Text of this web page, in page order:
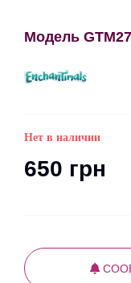
Модель GTM27
Нет в наличии
650 грн